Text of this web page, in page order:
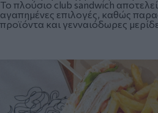
Το πλούσιο club sandwich αποτελεί
αγαπημένες επιλογές, καθώς
προϊόντα και γενναιόδωρες